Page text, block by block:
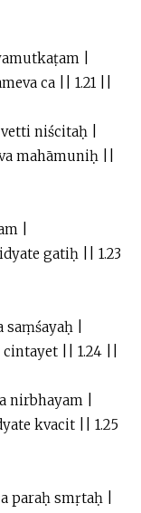
|
ca || 1.21 ||
niścitaḥ |
mahāmuniḥ ||
|
gatiḥ || 1.23
|
|| 1.24 ||
nirbhayam |
kvacit || 1.25
paraḥ smṛtaḥ |